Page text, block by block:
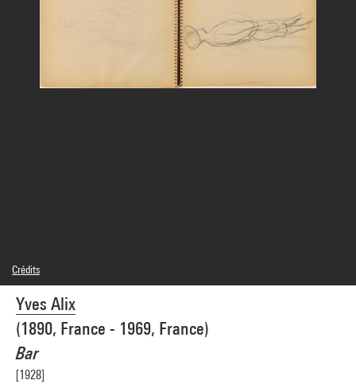
Yves Alix
(1890, France - 1969, France)
Bar
[1928]
Crédits
© Adagp, Paris
Crédit photographique : Centre Pompidou, MNAM-CCI/Philippe Migeat/Dist.
GrandPalaisRmn
Réf. image : 4N81189
Diffusion image :